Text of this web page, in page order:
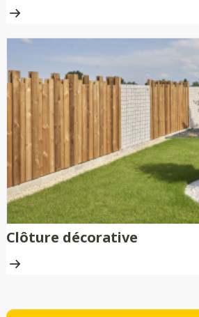
Clôture décorative